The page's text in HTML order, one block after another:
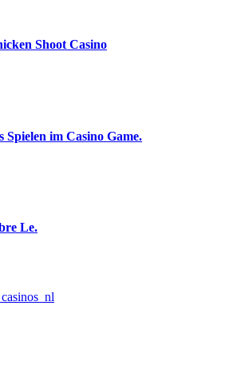
Shoot Casino
Spielen im Casino Game.
Le.